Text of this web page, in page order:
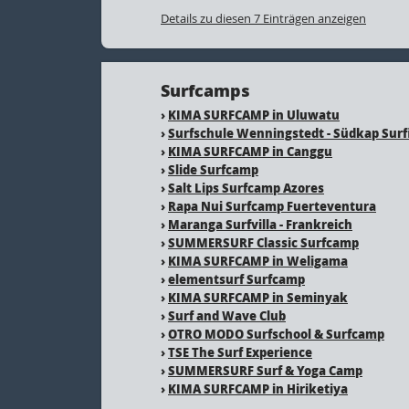
Details zu diesen 7 Einträgen anzeigen
Surfcamps
› KIMA SURFCAMP in Uluwatu
›Surfschule Wenningstedt - Südkap
› KIMA SURFCAMP in Canggu
›Slide Surfcamp
›Salt Lips Surfcamp Azores
› Rapa Nui Surfcamp Fuerteventura
› Maranga Surfvilla - Frankreich
›SUMMERSURF Classic Surfcamp
› KIMA SURFCAMP in Weligama
›elementsurf Surfcamp
› KIMA SURFCAMP in Seminyak
›Surf and Wave Club
›OTRO MODO Surfschool & Surfcamp
›TSE The Surf Experience
›SUMMERSURF Surf & Yoga Camp
› KIMA SURFCAMP in Hiriketiya